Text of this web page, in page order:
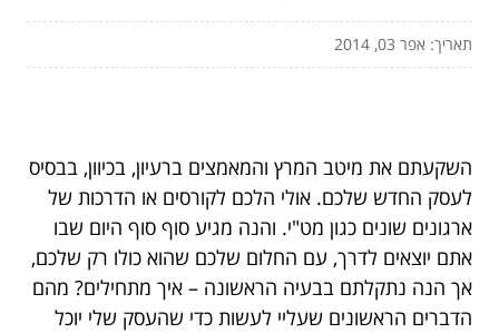
תאריך: אפר 03, 2014
השקעתם את מיטב המרץ והמאמצים ברעיון, בכיוון, בבסיס
לעסק החדש שלכם. אולי הלכם לקורסים או הדרכות של
ארגונים שונים כגון מט"י. והנה מגיע סוף סוף היום שבו
אתם יוצאים לדרך, עם החלום שלכם שהוא כולו רק שלכם,
אך הנה נתקלתם בבעיה הראשונה – איך מתחילים? מהם
הדברים הראשונים שעליי לעשות כדי שהעסק שלי יוכל